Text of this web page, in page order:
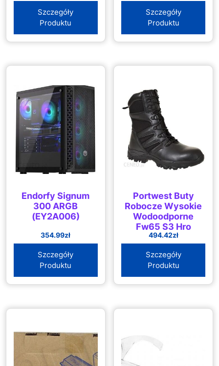
Szczegóły
Produktu
Szczegóły
Produktu
Endorfy Signum
300 ARGB
(EY2A006)
354.99zł
Szczegóły
Produktu
Portwest Buty
Robocze Wysokie
Wodoodporne
Fw65 S3 Hro
(Fw65Bkr39)
494.42zł
Szczegóły
Produktu